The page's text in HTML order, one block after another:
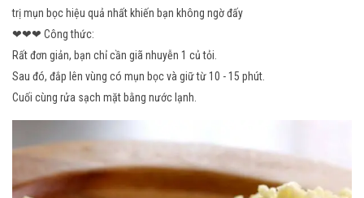
trị mụn bọc hiệu quả nhất khiến bạn không ngờ đấy
❤❤❤ Công thức:
Rất đơn giản, bạn chỉ cần giã nhuyễn 1 củ tỏi.
Sau đó, đắp lên vùng có mụn bọc và giữ từ 10 - 15 phút.
Cuối cùng rửa sạch mặt bằng nước lạnh.